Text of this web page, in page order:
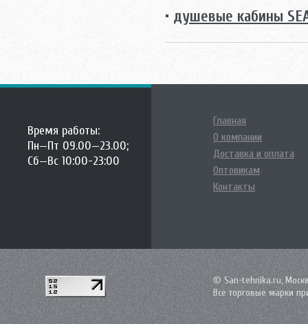
• душевые кабины
Время работы:
Пн—Пт 09.00—23.00;
Сб—Вс 10:00-23:00
Главная
О компании
Доставка и оплата
Оптовикам
Контакты
© San-tehnika.ru,
Все торговые марки